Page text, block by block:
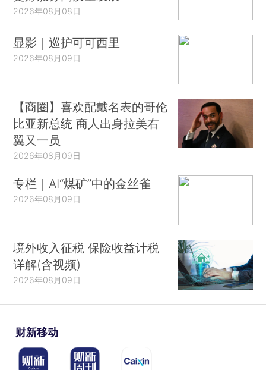
2026年08月08日
显影｜巡护可可西里
2026年08月09日
【商圈】喜欢配戴名表的哥伦
比亚新总统 商人出身拉美右
翼又一员
2026年08月09日
专栏｜AI“煤矿”中的金丝雀
2026年08月09日
境外收入征税 保险收益计税
详解(含视频)
2026年08月09日
财新移动